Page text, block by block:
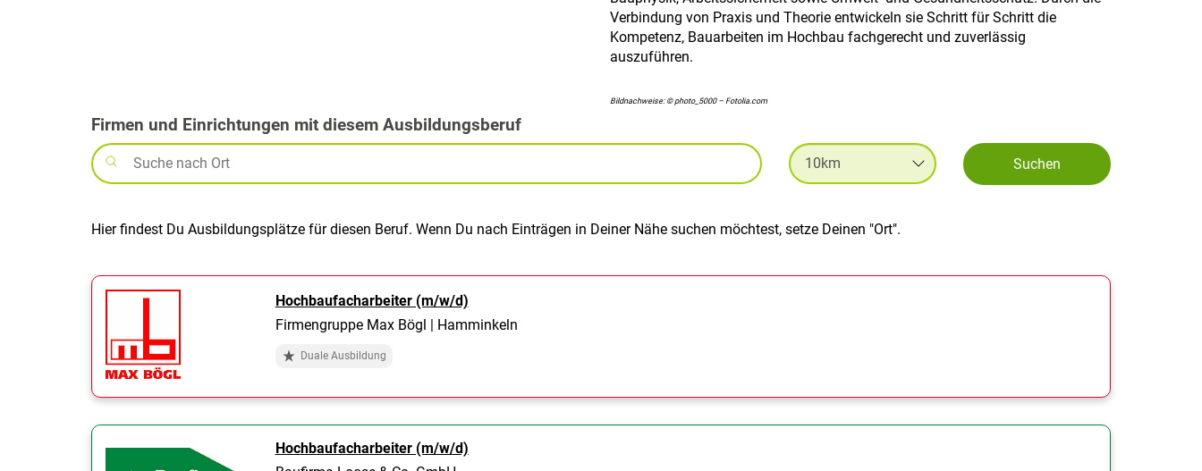
Verbindung von Praxis und Theorie entwickeln sie Schritt für Schritt die
Kompetenz, Bauarbeiten im Hochbau fachgerecht und zuverlässig
auszuführen.
Bildnachweise: © photo_5000 – Fotolia.com
Firmen und Einrichtungen mit diesem Ausbildungsberuf
Suchen
Hier findest Du Ausbildungsplätze für diesen Beruf. Wenn Du nach Einträgen in Deiner Nähe suchen möchtest, setze Deinen "Ort".
Hochbaufacharbeiter (m/w/d)
Firmengruppe Max Bögl | Hamminkeln
Duale Ausbildung
Hochbaufacharbeiter (m/w/d)